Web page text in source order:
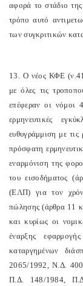
αφορά το στάδιο
τρόπο αυτό
των συγκριτικών
13. Ο νέος ΚΦΕ
με όλες τις
επέφεραν οι νόμοι
ερμηνευτικές
ευθυγράμμιση με
πρόσφατη
εναρμόνιση της
του εισοδήματος
(ΕΛΠ) για τον
πώλησης (άρθρα 11
και κυρίως οι
έναρξης
καταργημένων
2065/1992, Ν.Δ.
Π.Δ. 148/1984,